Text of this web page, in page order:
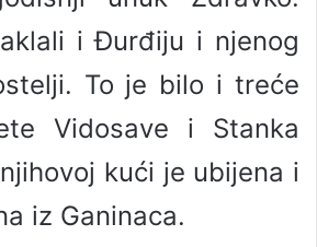
i Đurđiju i njenog
To je bilo i treće
Vidosave i Stanka
kući je ubijena i
iz Ganinaca.